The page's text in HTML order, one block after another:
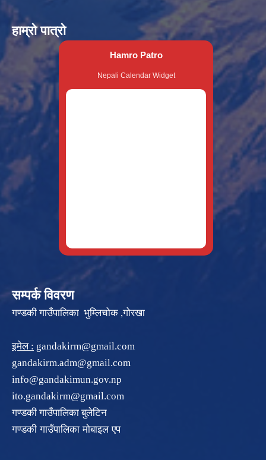
हाम्रो पात्रो
Hamro Patro
Nepali Calendar Widget
सम्पर्क विवरण
गण्डकी गाउँपालिका भुम्लिचोक ,गोरखा
इमेल : gandakirm@gmail.com
gandakirm.adm@gmail.com
info@gandakimun.gov.np
ito.gandakirm@gmail.com
गण्डकी गाउँपालिका बुलेटिन
गण्डकी गाउँपालिका मोबाइल एप